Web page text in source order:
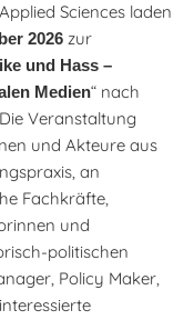
Sciences laden
2026 zur
und Hass –
Medien“ nach
Veranstaltung
und Akteure aus
an
Fachkräfte,
und
politischen
Policy Maker,